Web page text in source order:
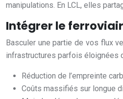
manipulations. En LCL, elles
Intégrer le
Basculer une partie de vos flux
infrastructures parfois éloignées
Réduction de l’empreinte
Coûts massifiés sur longue